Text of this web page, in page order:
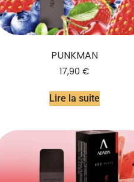
PUNKMAN
17,90 €
Lire la suite